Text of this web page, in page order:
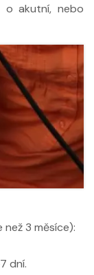
o akutní, nebo
3 měsíce):
dní.